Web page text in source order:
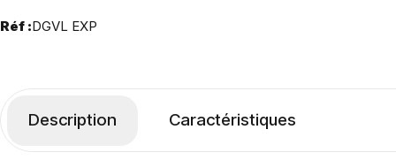
Réf :DGVL EXP
Description Caractéristiques